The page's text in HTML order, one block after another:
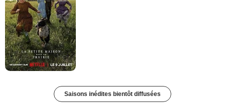
Saisons inédites bientôt diffusées